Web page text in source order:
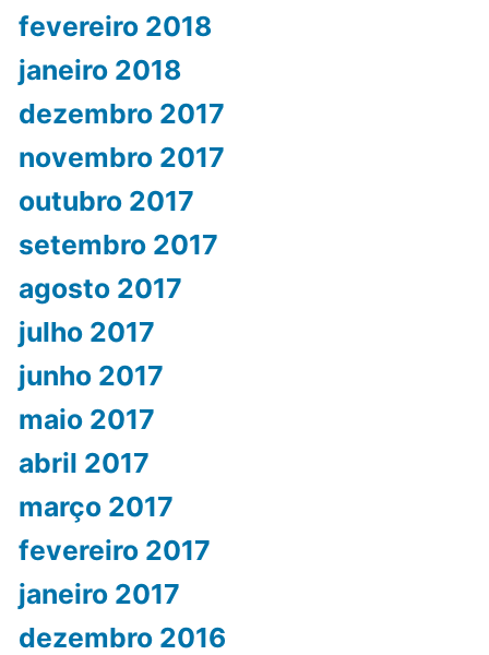
fevereiro 2018
janeiro 2018
dezembro 2017
novembro 2017
outubro 2017
setembro 2017
agosto 2017
julho 2017
junho 2017
maio 2017
abril 2017
março 2017
fevereiro 2017
janeiro 2017
dezembro 2016